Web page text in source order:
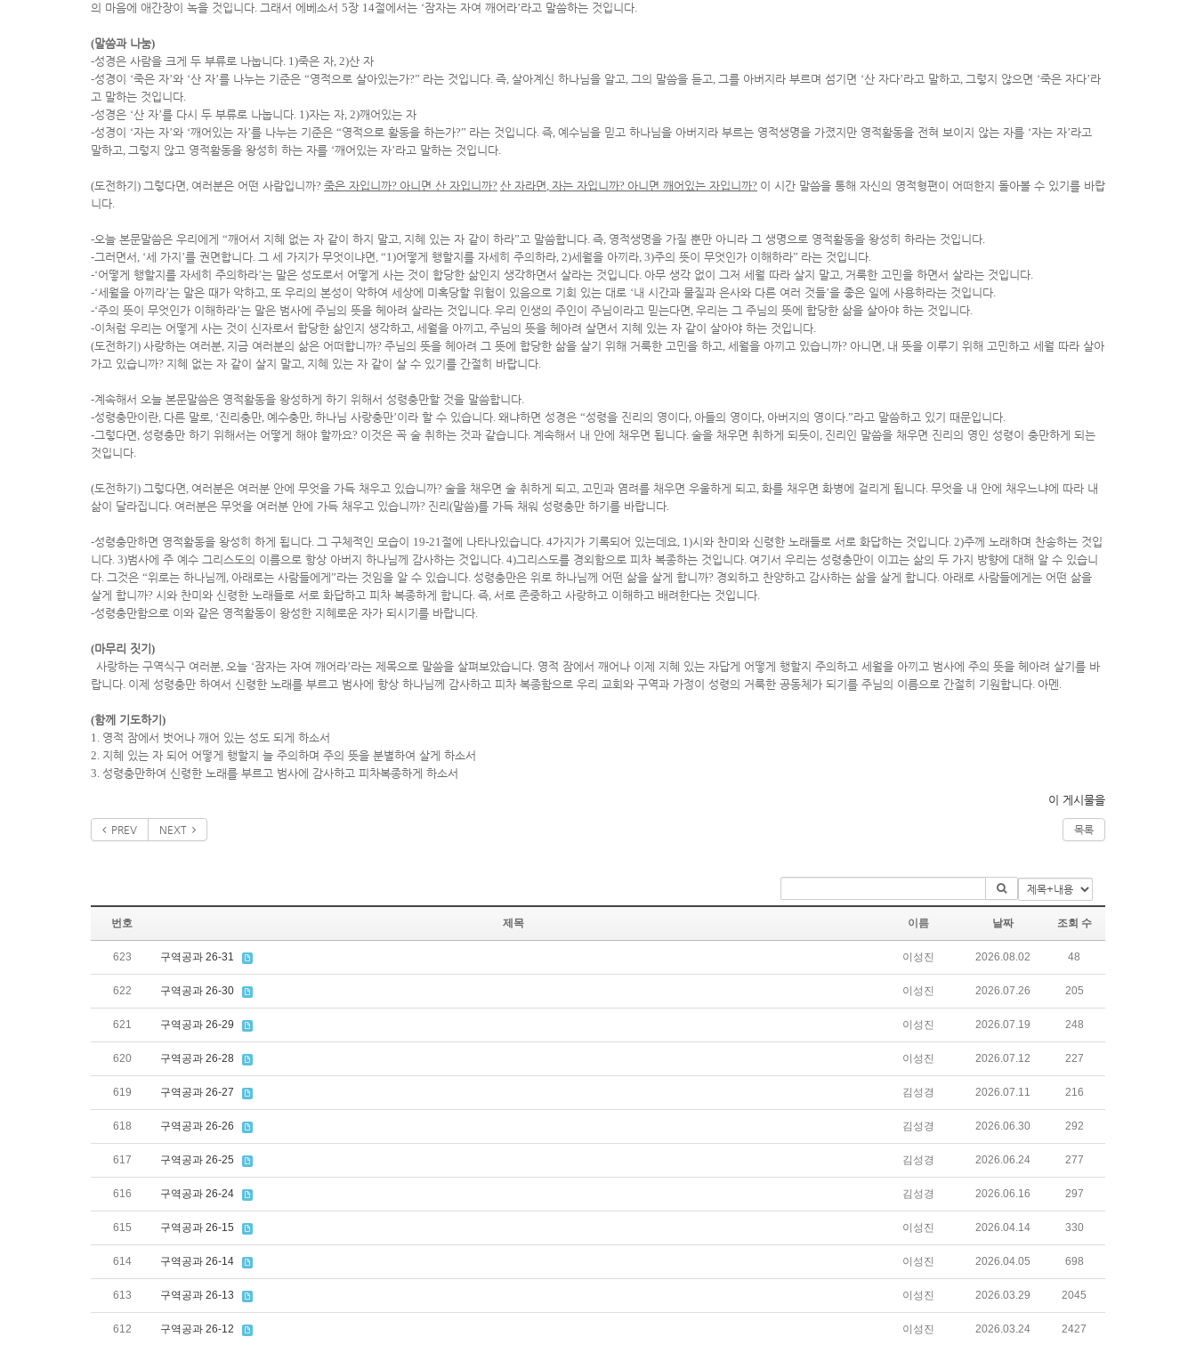
의 마음에 애간장이 녹을 것입니다. 그래서 에베소서 5장 14절에서는 ‘잠자는 자여 깨어라’라고 말씀하는 것입니다.
(말씀과 나눔)
-성경은 사람을 크게 두 부류로 나눕니다. 1)죽은 자, 2)산 자
-성경이 ‘죽은 자’와 ‘산 자’를 나누는 기준은 “영적으로 살아있는가?” 라는 것입니다. 즉, 살아계신 하나님을 알고, 그의 말씀을 듣고, 그를 아버지라 부르며 섬기면 ‘산 자다’라고 말하고, 그렇지 않으면 ‘죽은 자다’라
고 말하는 것입니다.
-성경은 ‘산 자’를 다시 두 부류로 나눕니다. 1)자는 자, 2)깨어있는 자
-성경이 ‘자는 자’와 ‘깨어있는 자’를 나누는 기준은 “영적으로 활동을 하는가?” 라는 것입니다. 즉, 예수님을 믿고 하나님을 아버지라 부르는 영적생명을 가졌지만 영적활동을 전혀 보이지 않는 자를 ‘자는 자’라고
말하고, 그렇지 않고 영적활동을 왕성히 하는 자를 ‘깨어있는 자’라고 말하는 것입니다.
(도전하기 ) 그렇다면, 여러분은 어떤 사람입니까? 죽은 자입니까? 아니면 산 자입니까? 산 자라면, 자는 자입니까? 아니면 깨어있는 자입니까? 이 시간 말씀을 통해 자신의 영적형편이 어떠한지 돌아볼 수 있기를 바랍
니다.
-오늘 본문말씀은 우리에게 “깨어서 지혜 없는 자 같이 하지 말고, 지혜 있는 자 같이 하라”고 말씀합니다. 즉, 영적생명을 가질 뿐만 아니라 그 생명으로 영적활동을 왕성히 하라는 것입니다.
-그러면서 , ‘세 가지 ’를 권면합니다. 그 세 가지가 무엇이냐면, “1)어떻게 행할지를 자세히 주의하라, 2)세월을 아끼라, 3)주의 뜻이 무엇인가 이해하라” 라는 것입니다.
-‘어떻게 행할지를 자세히 주의하라’는 말은 성도로서 어떻게 사는 것이 합당한 삶인지 생각하면서 살라는 것입니다. 아무 생각 없이 그저 세월 따라 살지 말고, 거룩한 고민을 하면서 살라는 것입니다.
-‘세월을 아끼라’는 말은 때가 악하고, 또 우리의 본성이 악하여 세상에 미혹당할 위험이 있음으로 기회 있는 대로 ‘내 시간과 물질과 은사와 다른 여러 것들’을 좋은 일에 사용하라는 것입니다.
-‘주의 뜻이 무엇인가 이해하라’는 말은 범사에 주님의 뜻을 헤아려 살라는 것입니다. 우리 인생의 주인이 주님이라고 믿는다면, 우리는 그 주님의 뜻에 합당한 삶을 살아야 하는 것입니다.
-이처럼 우리는 어떻게 사는 것이 신자로서 합당한 삶인지 생각하고, 세월을 아끼고, 주님의 뜻을 헤아려 살면서 지혜 있는 자 같이 살아야 하는 것입니다.
(도전하기 ) 사랑하는 여러분, 지금 여러분의 삶은 어떠합니까? 주님의 뜻을 헤아려 그 뜻에 합당한 삶을 살기 위해 거룩한 고민을 하고, 세월을 아끼고 있습니까? 아니면, 내 뜻을 이루기 위해 고민하고 세월 따라 살아
가고 있습니까? 지혜 없는 자 같이 살지 말고, 지혜 있는 자 같이 살 수 있기를 간절히 바랍니다.
-계속해서 오늘 본문말씀은 영적활동을 왕성하게 하기 위해서 성령충만할 것을 말씀합니다.
-성령충만이란, 다른 말로, ‘진리충만, 예수충만, 하나님 사랑충만’이라 할 수 있습니다. 왜냐하면 성경은 “성령을 진리의 영이다, 아들의 영이다, 아버지의 영이다.”라고 말씀하고 있기 때문입니다.
-그렇다면, 성령충만 하기 위해서는 어떻게 해야 할까요? 이것은 꼭 술 취하는 것과 같습니다. 계속해서 내 안에 채우면 됩니다. 술을 채우면 취하게 되듯이 , 진리인 말씀을 채우면 진리의 영인 성령이 충만하게 되는
것입니다.
(도전하기 ) 그렇다면, 여러분은 여러분 안에 무엇을 가득 채우고 있습니까? 술을 채우면 술 취하게 되고, 고민과 염려를 채우면 우울하게 되고, 화를 채우면 화병에 걸리게 됩니다. 무엇을 내 안에 채우느냐에 따라 내
삶이 달라집니다. 여러분은 무엇을 여러분 안에 가득 채우고 있습니까? 진리 (말씀)를 가득 채워 성령충만 하기를 바랍니다.
-성령충만하면 영적활동을 왕성히 하게 됩니다. 그 구체적인 모습이 19-21절에 나타나있습니다. 4가지가 기록되어 있는데요, 1)시와 찬미와 신령한 노래들로 서로 화답하는 것입니다. 2)주께 노래하며 찬송하는 것입
니다. 3)범사에 주 예수 그리스도의 이름으로 항상 아버지 하나님께 감사하는 것입니다. 4)그리스도를 경외함으로 피차 복종하는 것입니다. 여기서 우리는 성령충만이 이끄는 삶의 두 가지 방향에 대해 알 수 있습니
다. 그것은 “위로는 하나님께 , 아래로는 사람들에게 ”라는 것임을 알 수 있습니다. 성령충만은 위로 하나님께 어떤 삶을 살게 합니까? 경외하고 찬양하고 감사하는 삶을 살게 합니다. 아래로 사람들에게는 어떤 삶을
살게 합니까? 시와 찬미와 신령한 노래들로 서로 화답하고 피차 복종하게 합니다. 즉, 서로 존중하고 사랑하고 이해하고 배려한다는 것입니다.
-성령충만함으로 이와 같은 영적활동이 왕성한 지혜로운 자가 되시기를 바랍니다.
(마무리 짓기 )
사랑하는 구역식구 여러분, 오늘 ‘잠자는 자여 깨어라’라는 제목으로 말씀을 살펴보았습니다. 영적 잠에서 깨어나 이제 지혜 있는 자답게 어떻게 행할지 주의하고 세월을 아끼고 범사에 주의 뜻을 헤아려 살기를 바
랍니다. 이제 성령충만 하여서 신령한 노래를 부르고 범사에 항상 하나님께 감사하고 피차 복종함으로 우리 교회와 구역과 가정이 성령의 거룩한 공동체가 되기를 주님의 이름으로 간절히 기원합니다. 아멘.
(함께 기도하기 )
1. 영적 잠에서 벗어나 깨어 있는 성도 되게 하소서
2. 지혜 있는 자 되어 어떻게 행할지 늘 주의하며 주의 뜻을 분별하여 살게 하소서
3. 성령충만하여 신령한 노래를 부르고 범사에 감사하고 피차복종하게 하소서
이 게시물을
PREV NEXT 목록
번호 제목 이름 날짜 조회 수
623 구역공과 26-31 이성진 2026.08.02 48
622 구역공과 26-30 이성진 2026.07.26 205
621 구역공과 26-29 이성진 2026.07.19 248
620 구역공과 26-28 이성진 2026.07.12 227
619 구역공과 26-27 김성경 2026.07.11 216
618 구역공과 26-26 김성경 2026.06.30 292
617 구역공과 26-25 김성경 2026.06.24 277
616 구역공과 26-24 김성경 2026.06.16 297
615 구역공과 26-15 이성진 2026.04.14 330
614 구역공과 26-14 이성진 2026.04.05 698
613 구역공과 26-13 이성진 2026.03.29 2045
612 구역공과 26-12 이성진 2026.03.24 2427